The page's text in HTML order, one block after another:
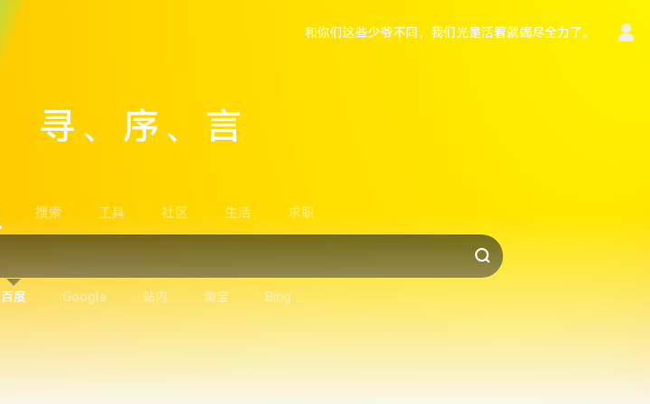
和你们这些少爷不同，我们光是活着就竭尽全力了。
寻、序、言
搜索 工具 社区 生活 求职
百度 Google 站内 淘宝 Bing